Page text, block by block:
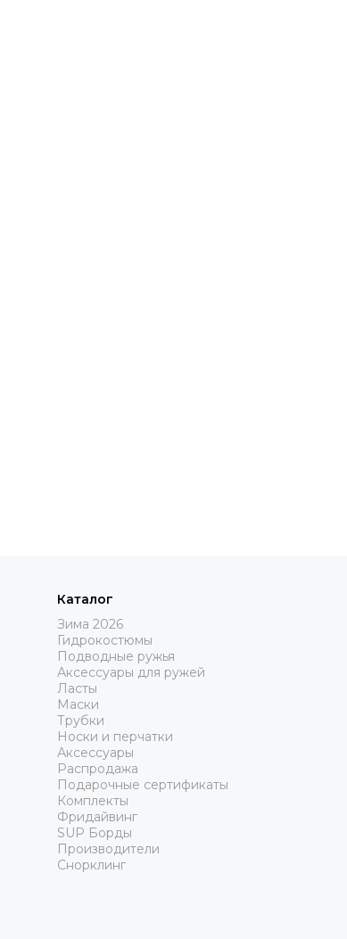
Каталог
Зима 2026
Гидрокостюмы
Подводные ружья
Аксессуары для ружей
Ласты
Маски
Трубки
Носки и перчатки
Аксессуары
Распродажа
Подарочные сертификаты
Комплекты
Фридайвинг
SUP Борды
Производители
Снорклинг